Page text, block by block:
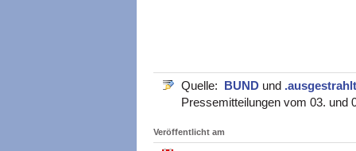
Quelle: BUND und
Pressemitteilungen vom 03. und
Veröffentlicht am